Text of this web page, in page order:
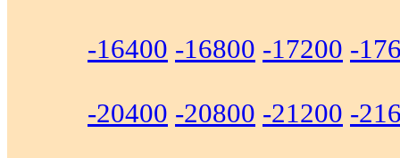
-16400 -16800 -17200 -
-20400 -20800 -21200 -